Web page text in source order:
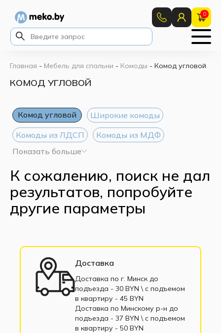
0
Главная - Мебель для спальни - Комоды - Комод угловой
КОМОД УГЛОВОЙ
Комод угловой
Широкие комоды
Комоды из ЛДСП
Комоды из МДФ
Комоды 80 см
Комоды 100 см
Комоды 110 см
Комоды 120 см
Белые комоды
Узкие комоды
Деревянные комоды
Комоды с 3 ящиками
Комоды в спальню
Комод с полками
Комоды в рассрочку
Современный комод
Показать больше
К сожалению, поиск не дал
результатов, попробуйте
другие параметры
Доставка
Доставка по г. Минск до
подъезда - 30 BYN \ c подъемом
в квартиру - 45 BYN
Доставка по Минскому р-н до
подъезда - 37 BYN \ c подъемом
в квартиру - 50 BYN